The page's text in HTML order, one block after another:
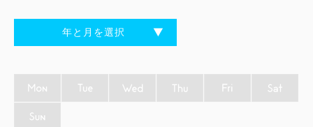
年と月を選択